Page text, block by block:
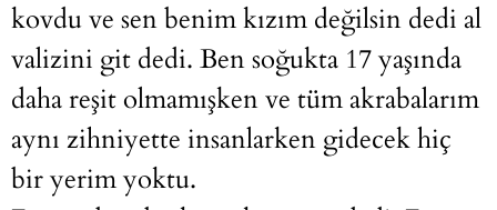
kovdu ve sen benim kızım değilsin dedi al
valizini git dedi. Ben soğukta 17 yaşında
daha reşit olmamışken ve tüm akrabalarım
aynı zihniyette insanlarken gidecek hiç
bir yerim yoktu.